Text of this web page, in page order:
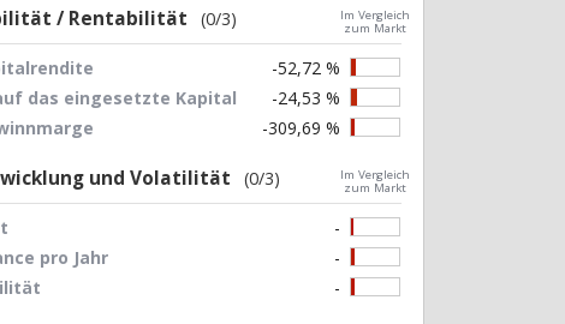
/ Rentabilität (0/3)
Im Vergleich
zum Markt
-52,72 %
das eingesetzte Kapital
-24,53 %
-309,69 %
und Volatilität (0/3)
Im Vergleich
zum Markt
-
pro Jahr
-
-